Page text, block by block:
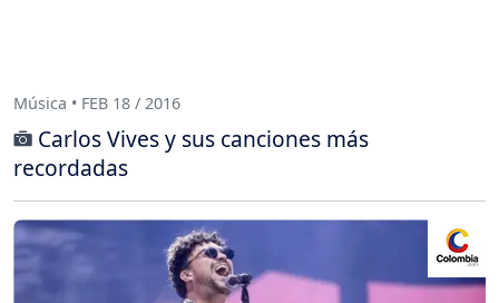
Música • FEB 18 / 2016
Carlos Vives y sus canciones más
recordadas